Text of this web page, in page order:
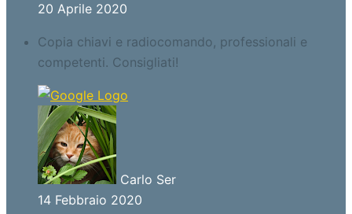
20 Aprile 2020
Copia chiavi e radiocomando, professionali e
competenti. Consigliati!
Carlo Ser
14 Febbraio 2020